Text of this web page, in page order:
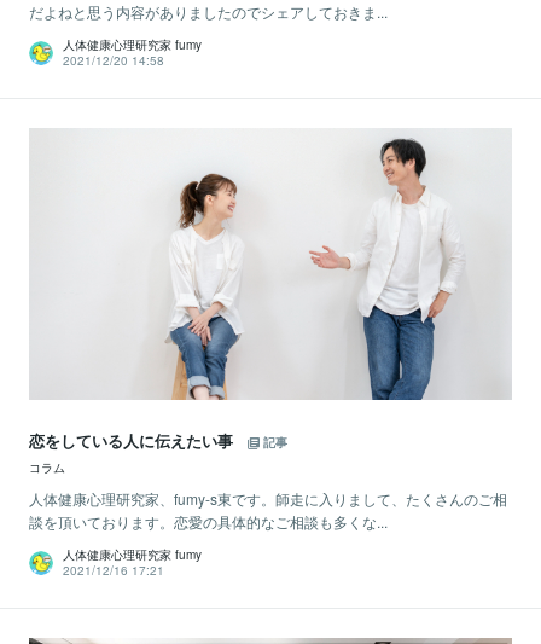
だよねと思う内容がありましたのでシェアしておきま...
人体健康心理研究家 fumy
2021/12/20 14:58
恋をしている人に伝えたい事
記事
コラム
人体健康心理研究家、fumy-s東です。師走に入りまして、たくさんのご相
談を頂いております。恋愛の具体的なご相談も多くな...
人体健康心理研究家 fumy
2021/12/16 17:21